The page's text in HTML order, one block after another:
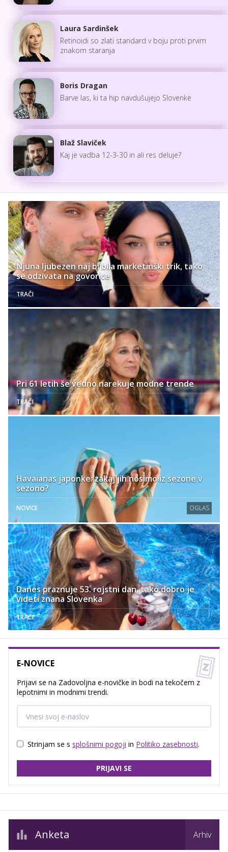
Laura Sardinšek
Retinoidi so zlati standard v boju proti prvim
znakom staranja
Boris Dragan
Barve las, ki ta hip navdušujejo Slovenke
Blaž Slaviček
Kaj je vadba 12-3-30 in ali res deluje?
Njuna ljubezen naj bi bila marketinški trik, tako
se odzivata na govorice
TRAČI
Pri 61 letih še vedno narekuje modne trende
TRAČI
Havaianas japonke: zakaj jih nosimo iz sezone v
sezono?
NOVICE OGLAS
Danes praznuje 53. rojstni dan, tako dobro je
videti znana Slovenka
TRAČI
E-NOVICE
Prijavi se na Zadovoljna e-novičke in bodi na tekočem z
lepotnimi in modnimi trendi.
Strinjam se s splošnimi pogoji in Politiko zasebnosti.
PRIJAVI SE
Anketa Arhiv